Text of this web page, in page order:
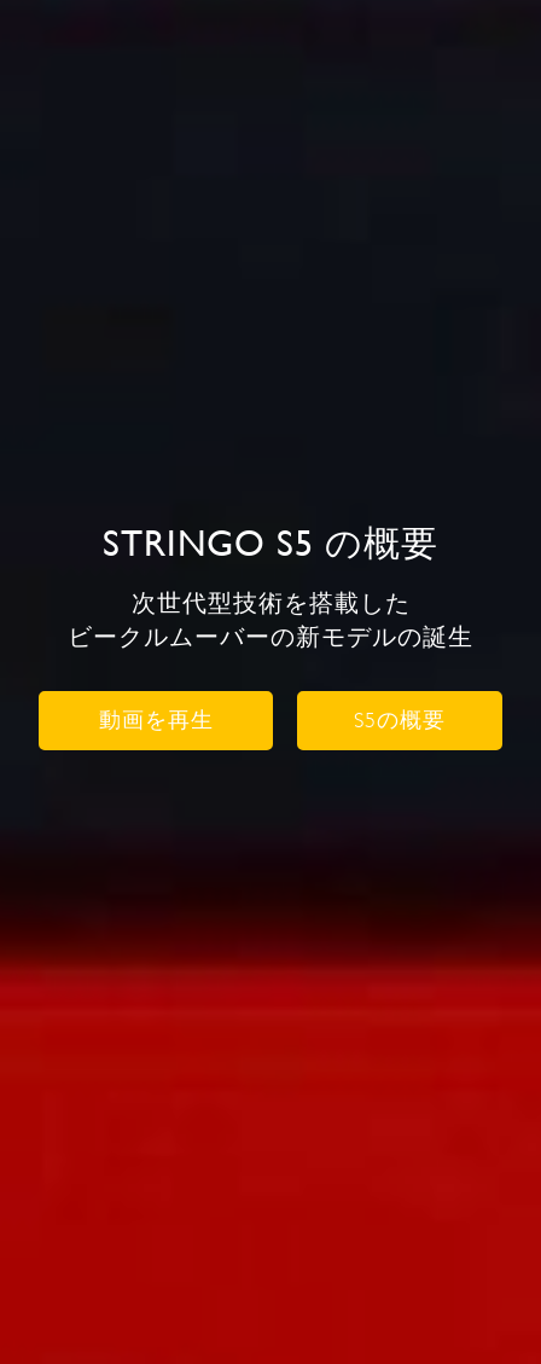
STRINGO S5 の概要
次世代型技術を搭載した
ビークルムーバーの新モデルの誕生
動画を再生 S5の概要